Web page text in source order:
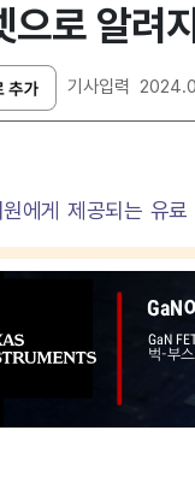
으로 알려
기사입력
에게 제공되는 유